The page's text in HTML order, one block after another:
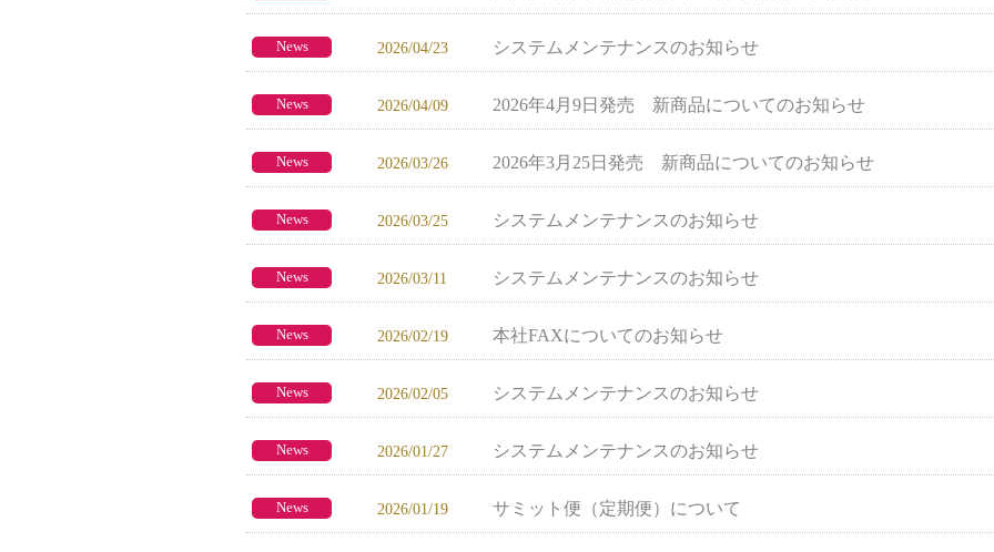
News 2026/04/23 システムメンテナンスのお知らせ
News 2026/04/09 2026年4月9日発売 新商品についてのお知らせ
News 2026/03/26 2026年3月25日発売 新商品についてのお知らせ
News 2026/03/25 システムメンテナンスのお知らせ
News 2026/03/11 システムメンテナンスのお知らせ
News 2026/02/19 本社FAXについてのお知らせ
News 2026/02/05 システムメンテナンスのお知らせ
News 2026/01/27 システムメンテナンスのお知らせ
News 2026/01/19 サミット便（定期便）について